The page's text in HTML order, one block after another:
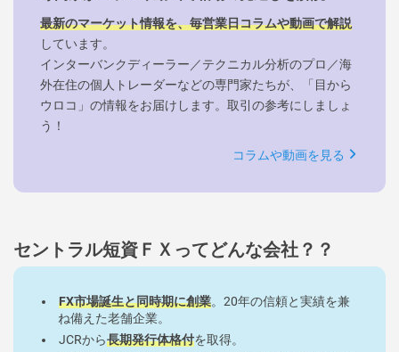
最新のマーケット情報を、毎営業日コラムや動画で解説
しています。
インターバンクディーラー／テクニカル分析のプロ／海
外在住の個人トレーダーなどの専門家たちが、「目から
ウロコ」の情報をお届けします。取引の参考にしましょ
う！
コラムや動画を見る
セントラル短資ＦＸってどんな会社？？
FX市場誕生と同時期に創業。20年の信頼と実績を兼
ね備えた老舗企業。
JCRから長期発行体格付を取得。